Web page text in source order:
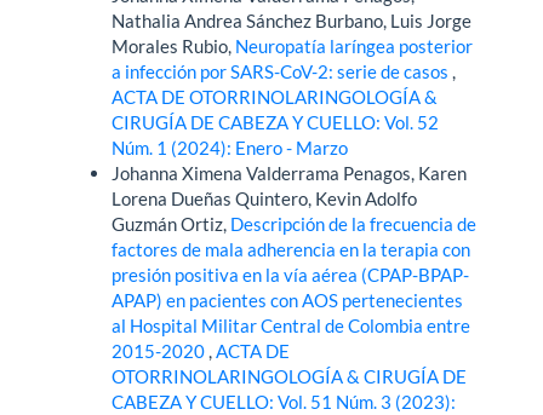
Nathalia Andrea Sánchez Burbano, Luis Jorge
Morales Rubio, Neuropatía laríngea posterior
a infección por SARS-CoV-2: serie de casos,
ACTA DE OTORRINOLARINGOLOGÍA &
CIRUGÍA DE CABEZA Y CUELLO: Vol. 52
Núm. 1 (2024): Enero - Marzo
Johanna Ximena Valderrama Penagos, Karen
Lorena Dueñas Quintero, Kevin Adolfo
Guzmán Ortiz, Descripción de la frecuencia de
factores de mala adherencia en la terapia con
presión positiva en la vía aérea (CPAP-BPAP-
APAP) en pacientes con AOS pertenecientes
al Hospital Militar Central de Colombia entre
2015-2020,ACTA DE
OTORRINOLARINGOLOGÍA & CIRUGÍA DE
CABEZA Y CUELLO: Vol. 51 Núm. 3 (2023):